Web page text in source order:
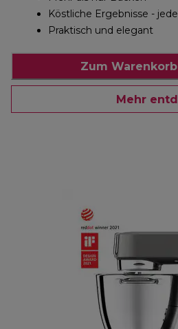
Köstliche Ergebnisse -
Praktisch und elegant
Zum
Mehr